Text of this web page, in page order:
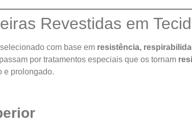
Revestidas em
com base em resistência,
por tratamentos especiais que os tornam
e prolongado.